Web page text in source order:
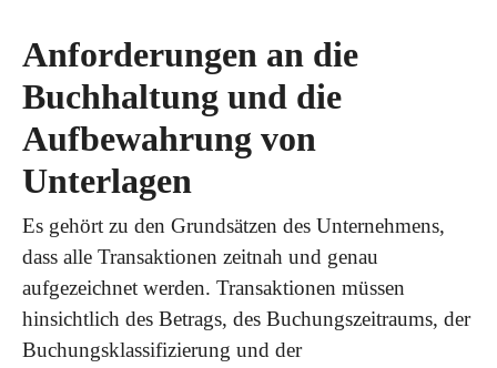
Anforderungen an die
Buchhaltung und die
Aufbewahrung von
Unterlagen
Es gehört zu den Grundsätzen des Unternehmens,
dass alle Transaktionen zeitnah und genau
aufgezeichnet werden. Transaktionen müssen
hinsichtlich des Betrags, des Buchungszeitraums, der
Buchungsklassifizierung und der